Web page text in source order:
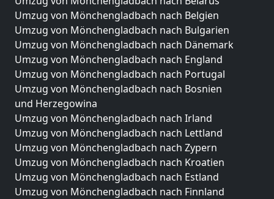
Umzug von Mönchengladbach nach Belgien
Umzug von Mönchengladbach nach Bulgarien
Umzug von Mönchengladbach nach Dänemark
Umzug von Mönchengladbach nach England
Umzug von Mönchengladbach nach Portugal
Umzug von Mönchengladbach nach Bosnien
und Herzegowina
Umzug von Mönchengladbach nach Irland
Umzug von Mönchengladbach nach Lettland
Umzug von Mönchengladbach nach Zypern
Umzug von Mönchengladbach nach Kroatien
Umzug von Mönchengladbach nach Estland
Umzug von Mönchengladbach nach Finnland